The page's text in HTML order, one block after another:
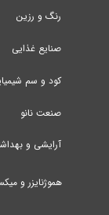
رنگ و رزین
صنایع غذایی
کود و سم
صنعت نانو
آرایشی و
هموژنایزر و